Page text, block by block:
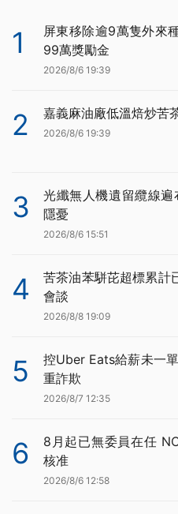
1
屏東移除逾9萬隻外來
99萬獎勵金
2026/8/6 19:39
2 嘉義麻油廠低溫焙炒苦
2026/8/6 19:39
3
光纖無人機遺留纜線
隱憂
2026/8/6 15:51
4
苦茶油苯駢芘超標累計
會談
2026/8/8 19:09
5
控Uber Eats給薪未一
重詐欺
2026/8/7 12:35
6
8月起已無委員在任
核准
2026/8/6 12:58